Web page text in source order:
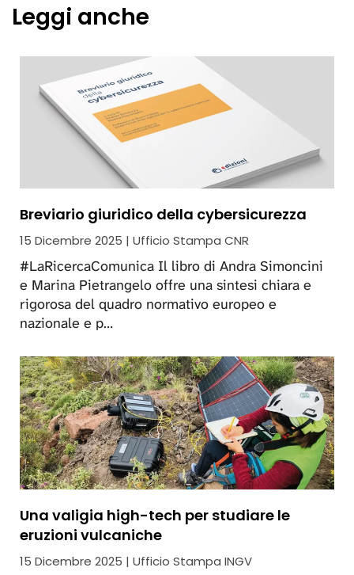
Leggi anche
Breviario giuridico della cybersicurezza
15 Dicembre 2025 | Ufficio Stampa CNR
#LaRicercaComunica Il libro di Andra Simoncini
e Marina Pietrangelo offre una sintesi chiara e
rigorosa del quadro normativo europeo e
nazionale e p…
Una valigia high-tech per studiare le
eruzioni vulcaniche
15 Dicembre 2025 | Ufficio Stampa INGV